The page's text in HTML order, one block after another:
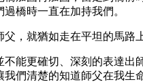
橋時一直在加持我們。
，就猶如走在平坦的馬路上
不能更確切、深刻的表達出
我們清楚的知道師父在我生